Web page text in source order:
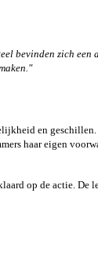
bevinden zich
en
haar eigen
op de actie. De